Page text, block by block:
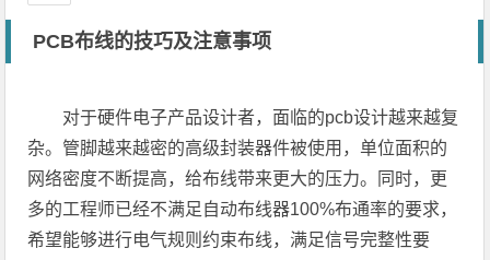
PCB布线的技巧及注意事项
对于硬件电子产品设计者，面临的pcb设计越来越复
杂。管脚越来越密的高级封装器件被使用，单位面积的
网络密度不断提高，给布线带来更大的压力。同时，更
多的工程师已经不满足自动布线器100%布通率的要求，
希望能够进行电气规则约束布线，满足信号完整性要